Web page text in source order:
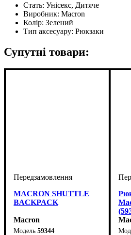
Стать: Унісекс, Дитяче
Виробник: Macron
Колір: Зелений
Тип аксесуару: Рюкзаки
Супутні товари:
MACRON SHUTTLE
BACKPACK
Macron
59344